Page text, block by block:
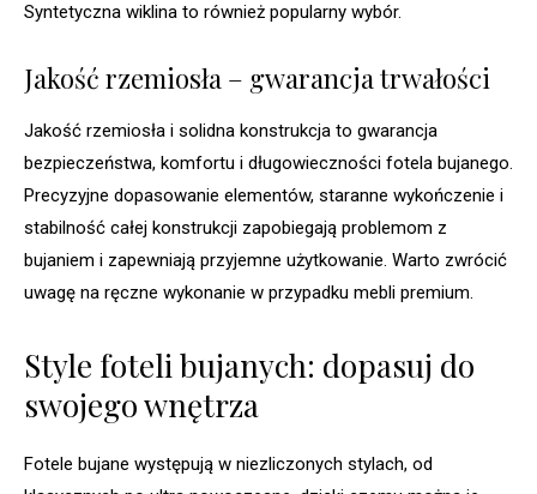
Syntetyczna wiklina to również popularny wybór.
Jakość rzemiosła – gwarancja trwałości
Jakość rzemiosła i solidna konstrukcja to gwarancja
bezpieczeństwa, komfortu i długowieczności fotela bujanego.
Precyzyjne dopasowanie elementów, staranne wykończenie i
stabilność całej konstrukcji zapobiegają problemom z
bujaniem i zapewniają przyjemne użytkowanie. Warto zwrócić
uwagę na ręczne wykonanie w przypadku mebli premium.
Style foteli bujanych: dopasuj do
swojego wnętrza
Fotele bujane występują w niezliczonych stylach, od